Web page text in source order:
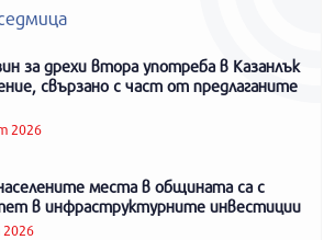
за дрехи втора употреба в Казанлък
свързано с част от предлаганите
2026
места в общината са с
в инфраструктурните инвестиции
2026